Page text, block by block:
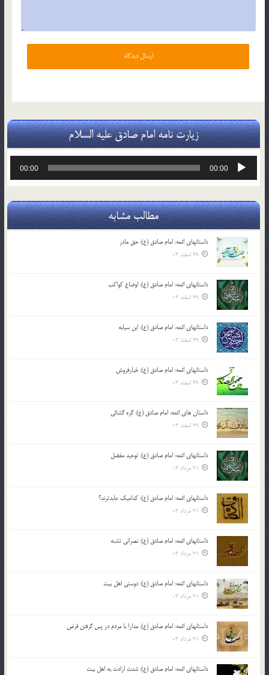
زیارت نامه امام صادق علیه السلام
پخش‌کننده
00:00
00:00
مطالب مشابه
داستانهای ائمه: امام صادق (ع): حق مادر
29 اسفند 03
داستانهای ائمه: امام صادق (ع): اوضاع کواکب
29 اسفند 03
داستانهای ائمه: امام صادق (ع): ابن سیابه
29 اسفند 03
داستانهای ائمه: امام صادق (ع): خیارفروش
29 اسفند 03
داستان های ائمه: امام صادق (ع): گره گشائی
29 اسفند 03
داستانهای ائمه: امام صادق (ع): توحید مفضل
21 مرداد 03
داستانهای ائمه: امام صادق (ع): کدامیک عابدترند؟
21 مرداد 03
داستانهای ائمه: امام صادق (ع): نصرانی تشنه
21 مرداد 03
داستانهای ائمه: امام صادق (ع): دوستی اهل بیت
21 مرداد 03
داستانهای ائمه: امام صادق (ع): مدارا با مردم در پس گرفتن قرض
21 مرداد 03
داستانهای ائمه: امام صادق (ع): شدت ارادت به اهل بیت